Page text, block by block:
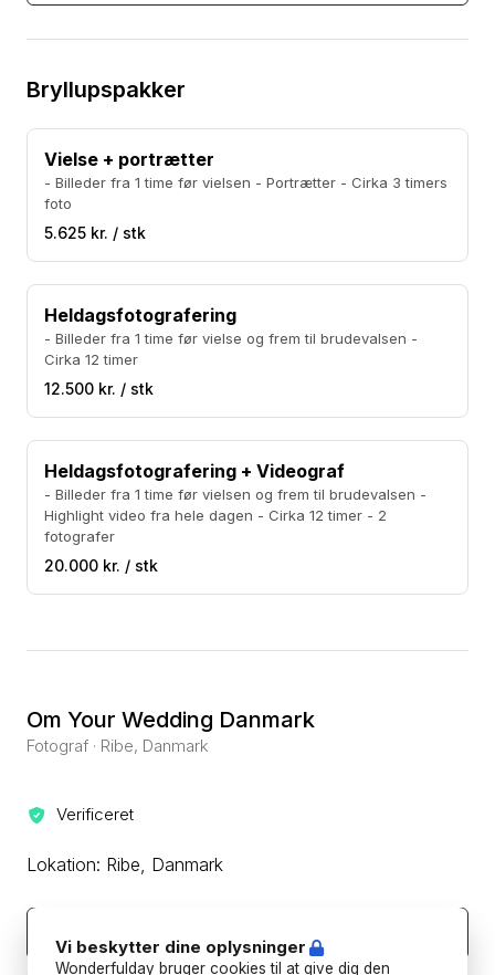
Bryllupspakker
Vielse + portrætter
- Billeder fra 1 time før vielsen - Portrætter - Cirka 3 timers
foto
5.625 kr. / stk
Heldagsfotografering
- Billeder fra 1 time før vielse og frem til brudevalsen -
Cirka 12 timer
12.500 kr. / stk
Heldagsfotografering + Videograf
- Billeder fra 1 time før vielsen og frem til brudevalsen -
Highlight video fra hele dagen - Cirka 12 timer - 2
fotografer
20.000 kr. / stk
Om Your Wedding Danmark
Fotograf · Ribe, Danmark
Verificeret
Lokation: Ribe, Danmark
Beskyt din betaling ved aldrig at overføre eller kommunikere
Vi beskytter dine oplysninger
Wonderfulday bruger cookies til at give dig den